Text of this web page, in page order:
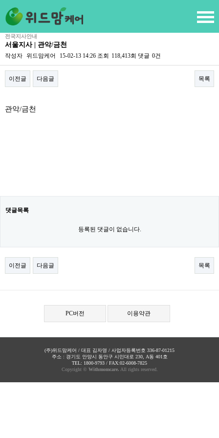
전국지사안내
서울지사 | 관악/금천
작성자 위드맘케어 15-02-13 14:26 조회 118,413회 댓글 0건
이전글 다음글 목록
관악/금천
댓글목록
등록된 댓글이 없습니다.
이전글 다음글 목록
PC버전 이용약관
(주)위드맘케어 / 대표 김자영 / 사업자등록번호 336-87-01215
주소 : 경기도 안양시 동안구 시민대로 230, A동 401호
TEL: 1800-9793 / FAX:02-6008-7825
Copyright © Withmomcare. All rights reserved.